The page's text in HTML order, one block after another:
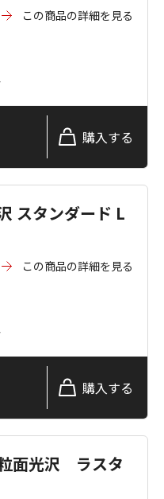
この商品の詳細を見る
購入する
スタンダード L
この商品の詳細を見る
購入する
面光沢 ラスタ